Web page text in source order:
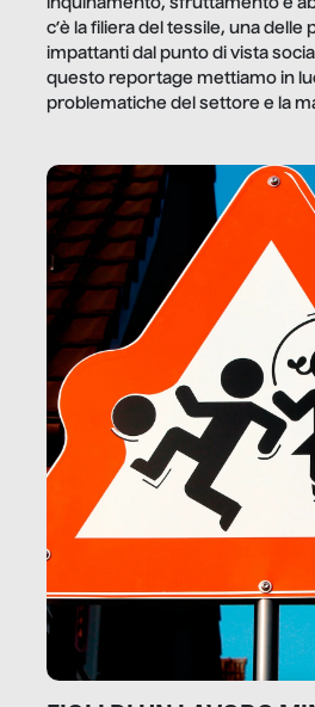
inquinamento, sfruttamento e
c’è la filiera del tessile, una delle
impattanti dal punto di vista
questo reportage mettiamo in
problematiche del settore e la